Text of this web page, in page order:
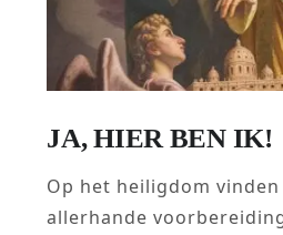
JA, HIER BEN IK!
Op het heiligdom
allerhande